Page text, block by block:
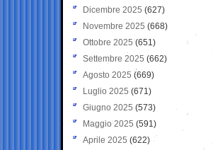
Dicembre 2025 (627)
Novembre 2025 (668)
Ottobre 2025 (651)
Settembre 2025 (662)
Agosto 2025 (669)
Luglio 2025 (671)
Giugno 2025 (573)
Maggio 2025 (591)
Aprile 2025 (622)